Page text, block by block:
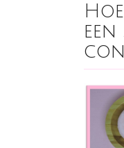
een